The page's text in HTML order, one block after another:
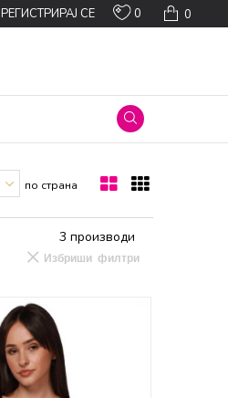
0
0
РЕГИСТРИРАЈ СЕ
по страна
3 производи
Избриши филтри